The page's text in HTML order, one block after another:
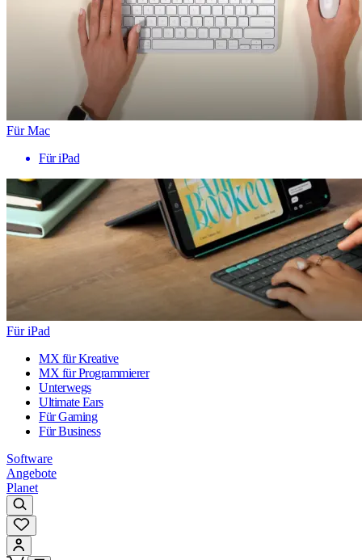
Für Mac
Für iPad
Für iPad
MX für Kreative
MX für Programmierer
Unterwegs
Ultimate Ears
Für Gaming
Für Business
Software
Angebote
Planet